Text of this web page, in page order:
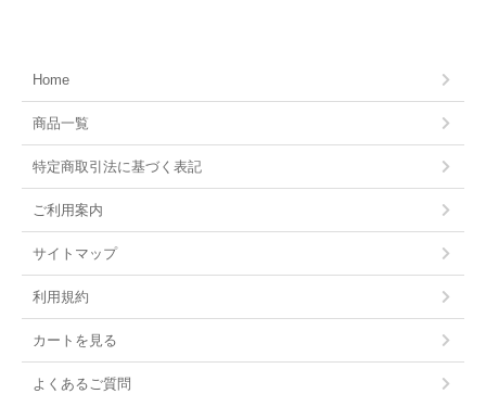
Home
商品一覧
特定商取引法に基づく表記
ご利用案内
サイトマップ
利用規約
カートを見る
よくあるご質問